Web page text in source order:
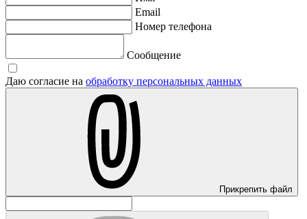
Email
Номер телефона
Сообщение
Даю согласие на обработку персональных данных
Прикрепить файл